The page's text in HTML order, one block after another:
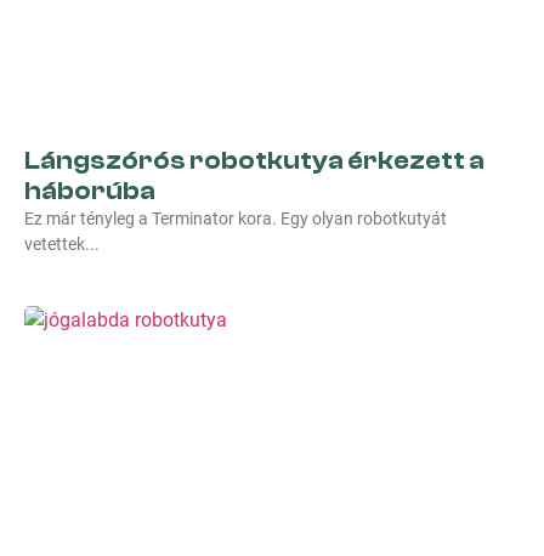
Lángszórós robotkutya érkezett a
háborúba
Ez már tényleg a Terminator kora. Egy olyan robotkutyát
vetettek